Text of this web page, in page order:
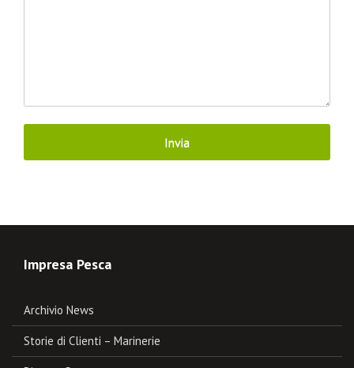
Impresa Pesca
Archivio News
Storie di Clienti – Marinerie